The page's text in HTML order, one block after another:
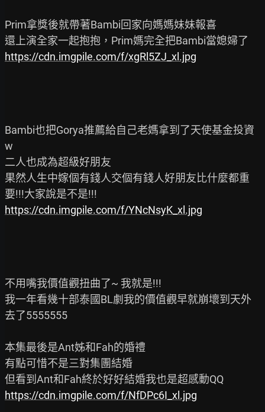
Prim拿獎後就帶著Bambi回家向媽媽妹妹報喜
https://cdn.imgpile.com/f/xgRl5ZJ_xl.jpg
Bambi也把Gorya推薦給自己老媽拿到了天使基金投資
w
二人也成為超級好朋友
果然人生中嫁個有錢人交個有錢人好朋友比什麼都重
https://cdn.imgpile.com/f/YNcNsyK_xl.jpg
不用嘴我價值觀扭曲了~ 我就是!!!
我一年看幾十部泰國BL劇我的價值觀早就崩壞到天外
去了5555555
本集最後是Ant姊和Fah的婚禮
有點可惜不是三對集團結婚
https://cdn.imgpile.com/f/NfDPc6I_xl.jpg